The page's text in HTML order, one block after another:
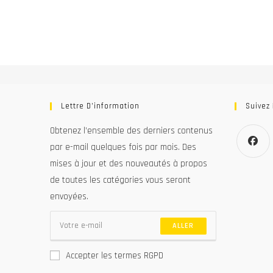
Lettre D’information
Obtenez l’ensemble des derniers contenus
par e-mail quelques fois par mois. Des
mises à jour et des nouveautés à propos
de toutes les catégories vous seront
envoyées.
ALLER
Accepter les termes RGPD
Suivez